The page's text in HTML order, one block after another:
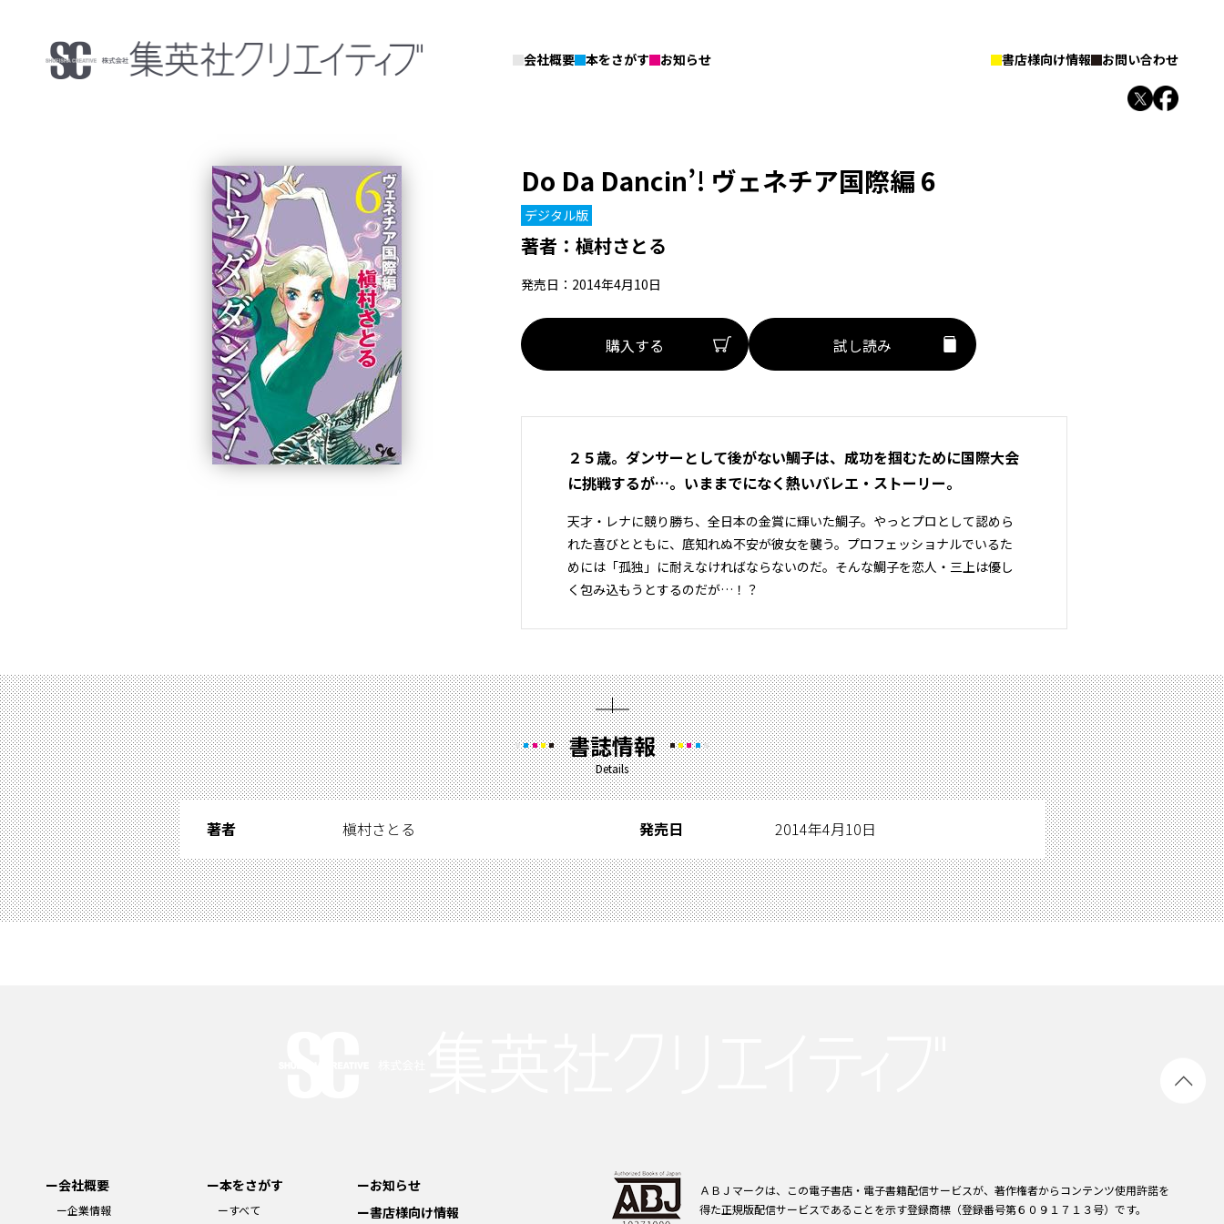
会社概要 本をさがす お知らせ 書店様向け情報 お問い合わせ
Do Da Dancin’! ヴェネチア国際編 6
デジタル版
著者： 槇村さとる
発売日：2014年4月10日
購入する 試し読み
２５歳。ダンサーとして後がない鯛子は、成功を掴むために国際大会
に挑戦するが…。いままでになく熱いバレエ・ストーリー。
天才・レナに競り勝ち、全日本の金賞に輝いた鯛子。やっとプロとして認めら
れた喜びとともに、底知れぬ不安が彼女を襲う。プロフェッショナルでいるた
めには「孤独」に耐えなければならないのだ。そんな鯛子を恋人・三上は優し
く包み込もうとするのだが…！？
書誌情報
Details
著者 槇村さとる 発売日 2014年4月10日
ー会社概要
ー企業情報
ー本をさがす
ーすべて
ーお知らせ
ー書店様向け情報
ＡＢＪマークは、この電子書店・電子書籍配信サービスが、著作権者からコンテンツ使用許諾を
得た正規版配信サービスであることを示す登録商標（登録番号第６０９１７１３号）です。